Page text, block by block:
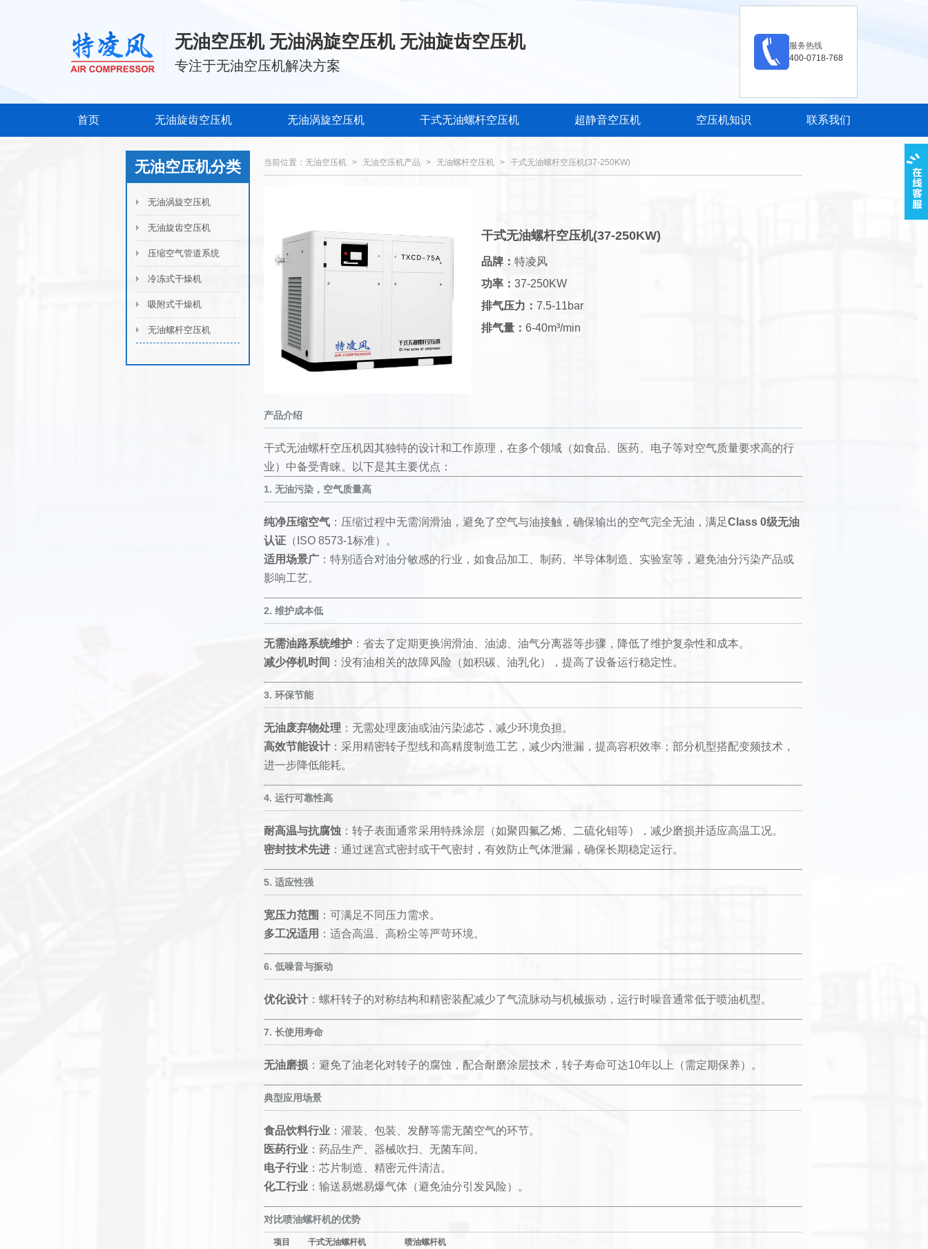
无油空压机 无油涡旋空压机 无油旋齿空压机
专注于无油空压机解决方案
服务热线
400-0718-768
首页 无油旋齿空压机 无油涡旋空压机 干式无油螺杆空压机 超静音空压机 空压机知识 联系我们
无油空压机分类
无油涡旋空压机
无油旋齿空压机
压缩空气管道系统
冷冻式干燥机
吸附式干燥机
无油螺杆空压机
当前位置： 无油空压机 > 无油空压机产品 > 无油螺杆空压机 > 干式无油螺杆空压机(37-250KW)
干式无油螺杆空压机(37-250KW)
品牌： 特凌风
功率： 37-250KW
排气压力： 7.5-11bar
排气量： 6-40m³/min
产品介绍
干式无油螺杆空压机因其独特的设计和工作原理，在多个领域（如食品、医药、电子等对空气质量要求高的行
业）中备受青睐。以下是其主要优点：
1. 无油污染，空气质量高
纯净压缩空气 ：压缩过程中无需润滑油，避免了空气与油接触，确保输出的空气完全无油，满足Class 0级无油
认证 （ISO 8573-1标准）。
适用场景广 ：特别适合对油分敏感的行业，如食品加工、制药、半导体制造、实验室等，避免油分污染产品或
影响工艺。
2. 维护成本低
无需油路系统维护 ：省去了定期更换润滑油、油滤、油气分离器等步骤，降低了维护复杂性和成本。
减少停机时间 ：没有油相关的故障风险（如积碳、油乳化），提高了设备运行稳定性。
3. 环保节能
无油废弃物处理 ：无需处理废油或油污染滤芯，减少环境负担。
高效节能设计 ：采用精密转子型线和高精度制造工艺，减少内泄漏，提高容积效率；部分机型搭配变频技术，
进一步降低能耗。
4. 运行可靠性高
耐高温与抗腐蚀 ：转子表面通常采用特殊涂层（如聚四氟乙烯、二硫化钼等），减少磨损并适应高温工况。
密封技术先进 ：通过迷宫式密封或干气密封，有效防止气体泄漏，确保长期稳定运行。
5. 适应性强
宽压力范围 ：可满足不同压力需求。
多工况适用 ：适合高温、高粉尘等严苛环境。
6. 低噪音与振动
优化设计 ：螺杆转子的对称结构和精密装配减少了气流脉动与机械振动，运行时噪音通常低于喷油机型。
7. 长使用寿命
无油磨损 ：避免了油老化对转子的腐蚀，配合耐磨涂层技术，转子寿命可达10年以上（需定期保养）。
典型应用场景
食品饮料行业 ：灌装、包装、发酵等需无菌空气的环节。
医药行业 ：药品生产、器械吹扫、无菌车间。
电子行业 ：芯片制造、精密元件清洁。
化工行业 ：输送易燃易爆气体（避免油分引发风险）。
对比喷油螺杆机的优势
项目 干式无油螺杆机
喷油螺杆机